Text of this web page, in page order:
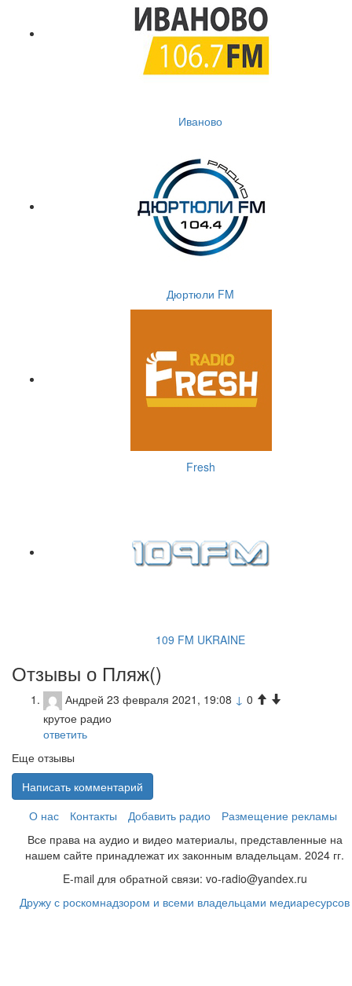
Иваново
Дюртюли FM
Fresh
109 FM UKRAINE
Отзывы о Пляж()
Андрей 23 февраля 2021, 19:08 ↓ 0
крутое радио
ответить
Еще отзывы
Написать комментарий
О нас
Контакты Добавить радио
Размещение рекламы
Все права на аудио и видео материалы, представленные на
нашем сайте принадлежат их законным владельцам. 2024 гг.
E-mail для обратной связи: vo-radio@yandex.ru
Дружу с роскомнадзором и всеми владельцами медиаресурсов